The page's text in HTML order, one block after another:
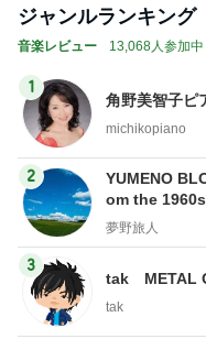
ジャンルランキング
音楽レビュー 13,068人参加中
1
角野美智子ピ
michikopiano
2
YUMENO
om the
夢野旅人
夢野旅人
3
tak METAL
tak